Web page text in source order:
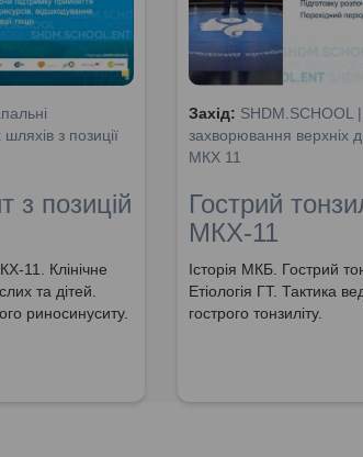
з позиції
з позицій
11. Клінічне
та дітей.
риносинуситу.
Захід: SHDM.SCHOOL |
захворювання верхніх
МКХ 11
Гострий
МКХ-11
Історія МКБ. Гострий
Етіологія ГТ. Тактика
гострого тонзиліту.